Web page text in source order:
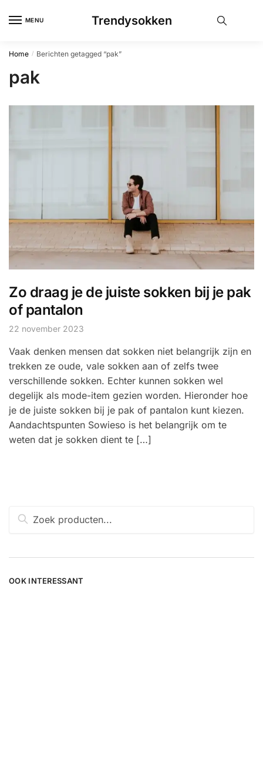
MENU Trendysokken
Home / Berichten getagged “pak”
pak
Zo draag je de juiste sokken bij je pak
of pantalon
22 november 2023
Vaak denken mensen dat sokken niet belangrijk zijn en
trekken ze oude, vale sokken aan of zelfs twee
verschillende sokken. Echter kunnen sokken wel
degelijk als mode-item gezien worden. Hieronder hoe
je de juiste sokken bij je pak of pantalon kunt kiezen.
Aandachtspunten Sowieso is het belangrijk om te
weten dat je sokken dient te […]
Zoeken
naar:
OOK INTERESSANT